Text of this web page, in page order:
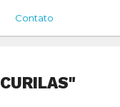
Contato